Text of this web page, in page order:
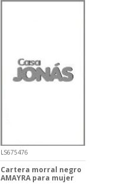
LS675476
Cartera morral negro
AMAYRA para mujer